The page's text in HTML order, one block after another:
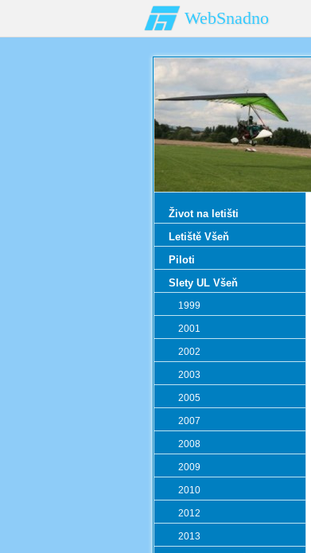
WebSnadno
Život na letišti
Letiště Všeň
Piloti
Slety UL Všeň
1999
2001
2002
2003
2005
2007
2008
2009
2010
2012
2013